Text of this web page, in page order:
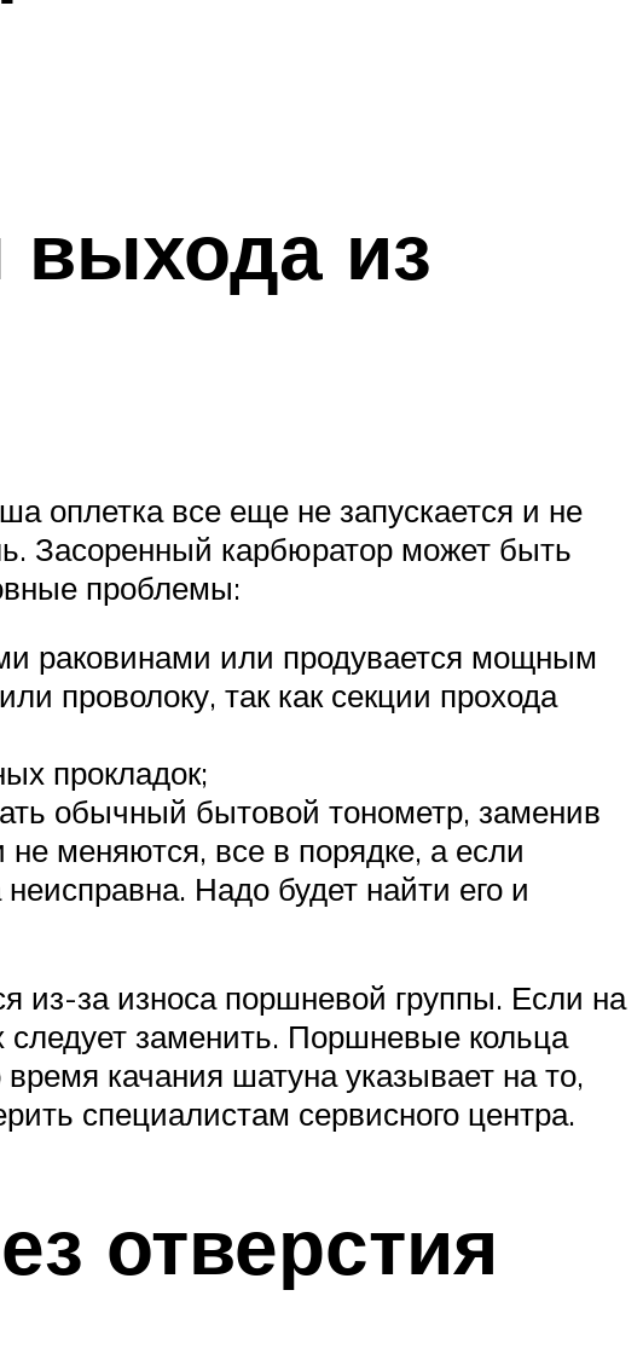
из
оплетка все еще не запускается и не
Засоренный карбюратор может быть
проблемы:
раковинами или продувается мощным
проволоку, так как секции прохода
прокладок;
обычный бытовой тонометр, заменив
меняются, все в порядке, а если
Надо будет найти его и
из-за износа поршневой группы. Если на
заменить. Поршневые кольца
качания шатуна указывает на то,
специалистам сервисного центра.
отверстия